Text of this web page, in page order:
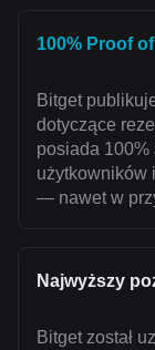
100% Proof
Bitget
dotyczące
posiada 100%
użytkowników
— nawet w
Najwyższy
Bitget został